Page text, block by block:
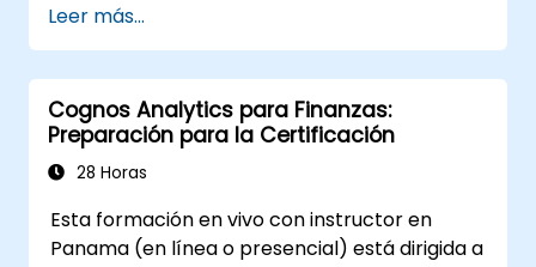
Implementar buenas prácticas para una
transición fluida y un uso óptimo de
Cognos 11.
Leer más...
Cognos Analytics para Finanzas:
Preparación para la Certificación
28 Horas
Esta formación en vivo con instructor en
Panama (en línea o presencial) está dirigida a